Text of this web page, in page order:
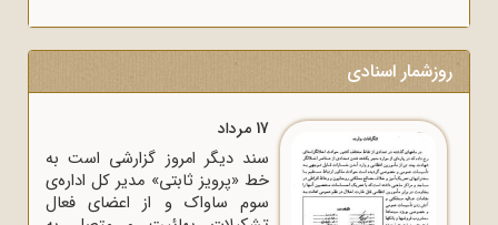
روزشمار اسنادی
17 مرداد
سند دیگر امروز گزارشی است به
خط «پرویز ثابتی» مدیر کل اداره‌ی
سوم ساواک و از اعضای فعال